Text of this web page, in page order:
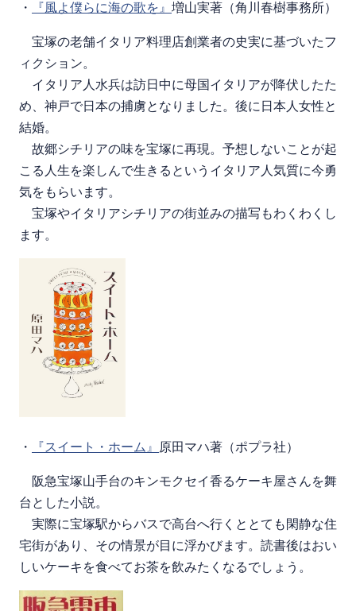
・ 『風よ僕らに海の歌を』 増山実著（角川春樹事務所）
宝塚の老舗イタリア料理店創業者の史実に基づいたフ
ィクション。
イタリア人水兵は訪日中に母国イタリアが降伏したた
め、神戸で日本の捕虜となりました。後に日本人女性と
結婚。
故郷シチリアの味を宝塚に再現。予想しないことが起
こる人生を楽しんで生きるというイタリア人気質に今勇
気をもらいます。
宝塚やイタリアシチリアの街並みの描写もわくわくし
ます。
・ 『スイート・ホーム』 原田マハ著（ポプラ社）
阪急宝塚山手台のキンモクセイ香るケーキ屋さんを舞
台とした小説。
実際に宝塚駅からバスで高台へ行くととても閑静な住
宅街があり、その情景が目に浮かびます。読書後はおい
しいケーキを食べてお茶を飲みたくなるでしょう。